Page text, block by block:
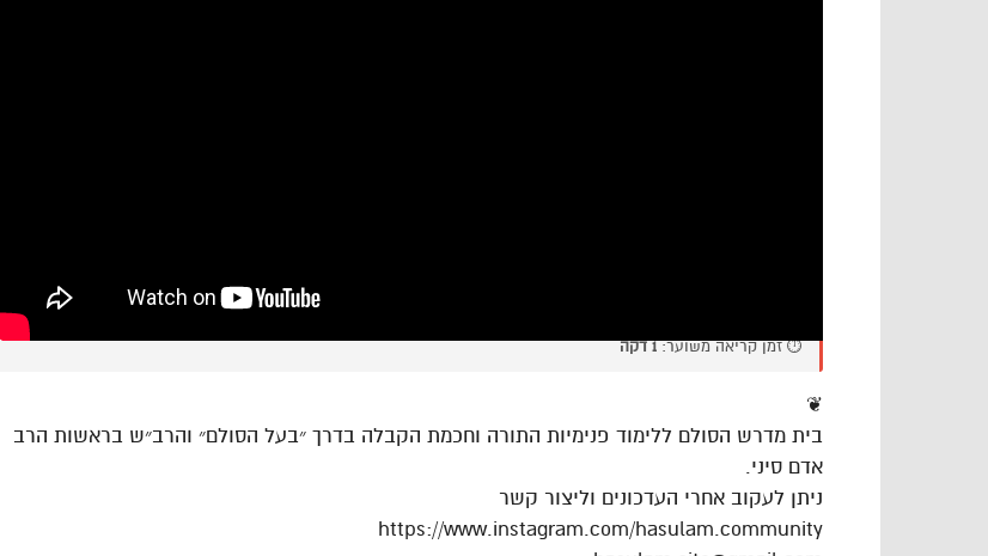
⏱️ זמן קריאה משוער:1 דקה
❦
בית מדרש הסולם ללימוד פנימיות התורה וחכמת הקבלה בדרך ״בעל הסולם״ והרב״ש בראשות הרב
אדם סיני.
ניתן לעקוב אחרי העדכונים וליצור קשר
https://www.instagram.com/hasulam.community